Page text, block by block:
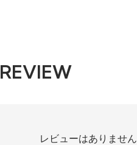
REVIEW
レビューはありません